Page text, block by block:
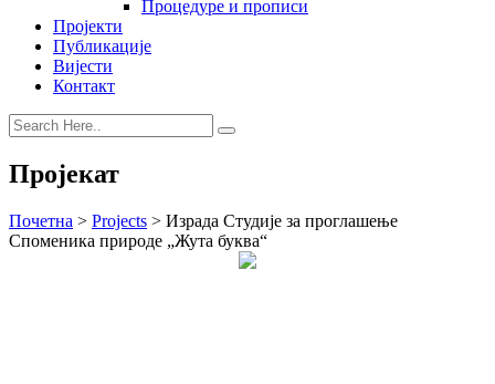
Процедуре и прописи
Пројекти
Публикације
Вијести
Контакт
Пројекат
Почетна > Projects > Израда Студије за проглашење
Споменика природе „Жута буква“